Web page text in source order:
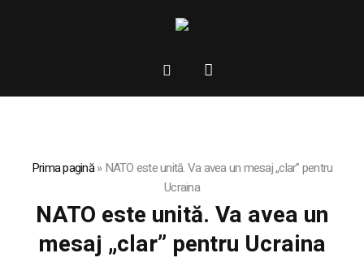
Prima pagină»NATO este unită. Va avea un mesaj „clar” pentru
Ucraina
NATO este unită. Va avea un
mesaj „clar” pentru Ucraina